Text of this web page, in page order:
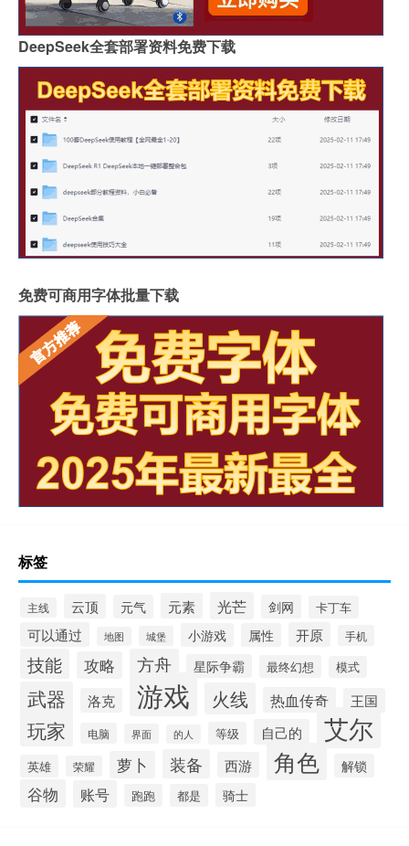
DeepSeek全套部署资料免费下载
免费可商用字体批量下载
标签
主线 云顶 元气 元素 光芒 剑网 卡丁车
可以通过 地图 城堡 小游戏 属性 开原 手机
技能 攻略 方舟 星际争霸 最终幻想 模式
武器 洛克 游戏 火线 热血传奇 王国
玩家 电脑 界面 的人 等级 自己的 艾尔
英雄 荣耀 萝卜 装备 西游 角色 解锁
谷物 账号 跑跑 都是 骑士